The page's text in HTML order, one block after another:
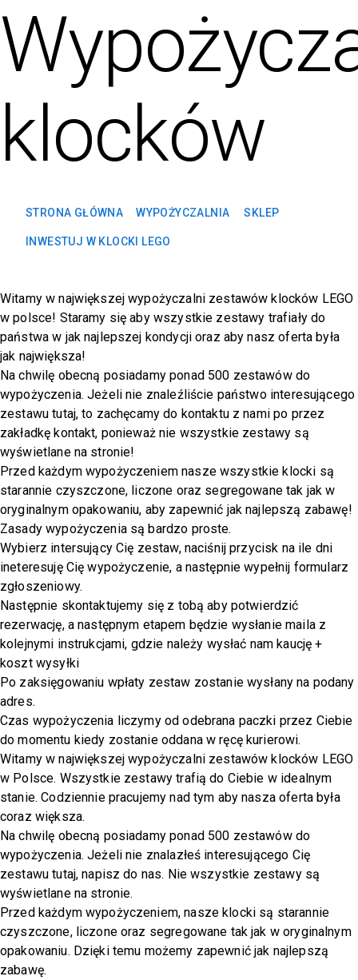
klocków
STRONA GŁÓWNA WYPOŻYCZALNIA SKLEP
INWESTUJ W KLOCKI LEGO
Witamy w największej wypożyczalni zestawów klocków LEGO
w polsce! Staramy się aby wszystkie zestawy trafiały do
państwa w jak najlepszej kondycji oraz aby nasz oferta była
jak największa!
Na chwilę obecną posiadamy ponad 500 zestawów do
wypożyczenia. Jeżeli nie znaleźliście państwo interesującego
zestawu tutaj, to zachęcamy do kontaktu z nami po przez
zakładkę kontakt, ponieważ nie wszystkie zestawy są
wyświetlane na stronie!
Przed każdym wypożyczeniem nasze wszystkie klocki są
starannie czyszczone, liczone oraz segregowane tak jak w
oryginalnym opakowaniu, aby zapewnić jak najlepszą zabawę!
Zasady wypożyczenia są bardzo proste.
Wybierz intersujący Cię zestaw, naciśnij przycisk na ile dni
ineteresuję Cię wypożyczenie, a następnie wypełnij formularz
zgłoszeniowy.
Następnie skontaktujemy się z tobą aby potwierdzić
rezerwację, a następnym etapem będzie wysłanie maila z
kolejnymi instrukcjami, gdzie należy wysłać nam kaucję +
koszt wysyłki
Po zaksięgowaniu wpłaty zestaw zostanie wysłany na podany
adres.
Czas wypożyczenia liczymy od odebrana paczki przez Ciebie
do momentu kiedy zostanie oddana w ręcę kurierowi.
Witamy w największej wypożyczalni zestawów klocków LEGO
w Polsce. Wszystkie zestawy trafią do Ciebie w idealnym
stanie. Codziennie pracujemy nad tym aby nasza oferta była
coraz większa.
Na chwilę obecną posiadamy ponad 500 zestawów do
wypożyczenia. Jeżeli nie znalazłeś interesującego Cię
zestawu tutaj, napisz do nas. Nie wszystkie zestawy są
wyświetlane na stronie.
Przed każdym wypożyczeniem, nasze klocki są starannie
czyszczone, liczone oraz segregowane tak jak w oryginalnym
opakowaniu. Dzięki temu możemy zapewnić jak najlepszą
zabawę.